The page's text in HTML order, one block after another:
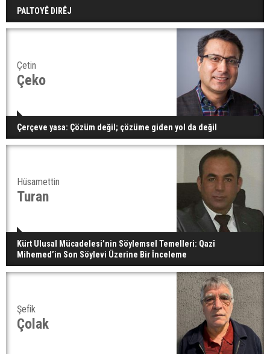
PALTOYÊ DIRÊJ
Çetin
Çeko
Çerçeve yasa: Çözüm değil; çözüme giden yol da değil
Hüsamettin
Turan
Kürt Ulusal Mücadelesi’nin Söylemsel Temelleri: Qazî
Mihemed’in Son Söylevi Üzerine Bir İnceleme
Şefik
Çolak